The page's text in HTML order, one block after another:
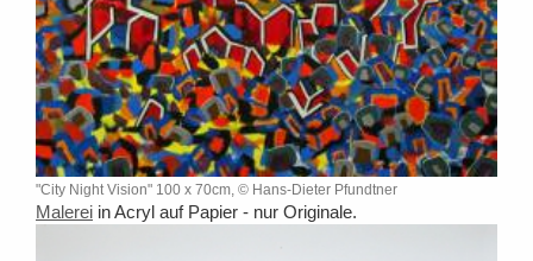
"City Night Vision" 100 x 70cm, © Hans-Dieter Pfundtner
Malerei in Acryl auf Papier - nur Originale.